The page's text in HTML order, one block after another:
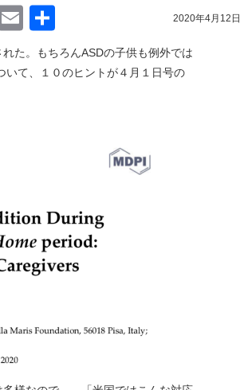
2020年4月12日
Email
有
た。もちろんASDの子供も例外では
いて、１０のヒントが４月１日号の